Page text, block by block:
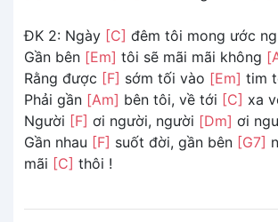
ĐK 2: Ngày [C] đêm tôi mong ước
Gần bên [Em] tôi sẽ mãi mãi không
Rằng được [F] sớm tối vào [Em] tim
Phải gần [Am] bên tôi, về tới [C] xa
Người [F] ơi người, người [Dm] ơi
Gần nhau [F] suốt đời, gần bên [G7]
mãi [C] thôi !